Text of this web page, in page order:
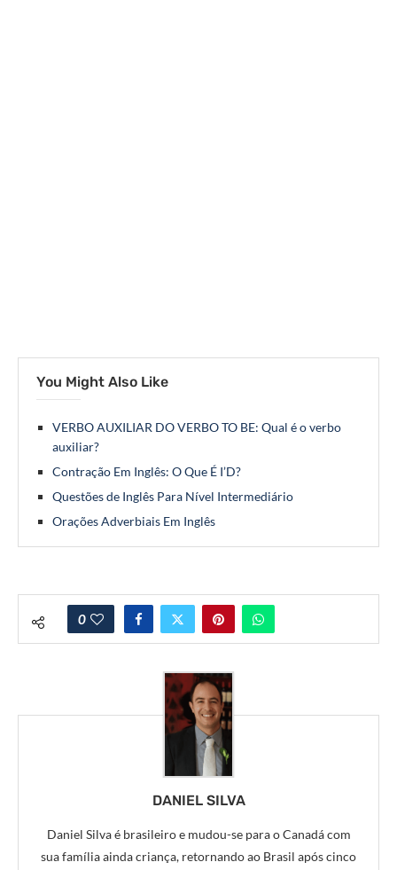
You Might Also Like
VERBO AUXILIAR DO VERBO TO BE: Qual é o verbo
auxiliar?
Contração Em Inglês: O Que É I’D?
Questões de Inglês Para Nível Intermediário
Orações Adverbiais Em Inglês
0
DANIEL SILVA
Daniel Silva é brasileiro e mudou-se para o Canadá com
sua família ainda criança, retornando ao Brasil após cinco